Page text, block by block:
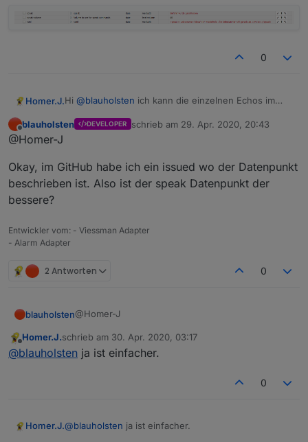
0
Homer.J.Hi @blauholsten ich kann die einzelnen Echos im
ssml Datenpunkt geschrieben das geht aber dort
speak gehen. Ansonsten muss die Ausgabe als
Beispiel bei ssml so aussehen.
<speak><voice name="Alexa">Ein Unbekannter ruft
Offline
blauholsten DEVELOPER schrieb am 29. Apr. 2020, 20:43
zuletzt editiert von
@Homer-J
Okay, im GitHub habe ich ein issued wo der Datenpunkt
beschrieben ist. Also ist der speak Datenpunkt der
bessere?
Entwickler vom: - Viessman Adapter
- Alarm Adapter
2 Antworten 0
blauholsten@Homer-J
Okay, im GitHub habe ich ein issued wo der
Datenpunkt beschrieben ist. Also ist der speak
Offline
Homer.J.schrieb am 30. Apr. 2020, 03:17
zuletzt editiert von
@blauholsten ja ist einfacher.
0
Homer.J.@blauholsten ja ist einfacher.